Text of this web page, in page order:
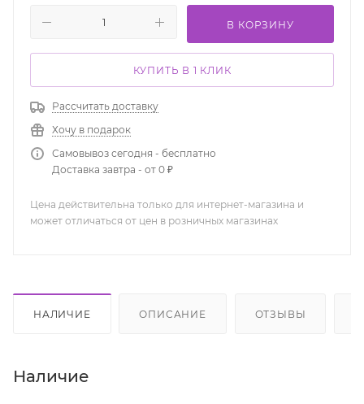
В КОРЗИНУ
КУПИТЬ В 1 КЛИК
Рассчитать доставку
Хочу в подарок
Самовывоз сегодня - бесплатно
Доставка завтра - от 0 ₽
Цена действительна только для интернет-магазина и
может отличаться от цен в розничных магазинах
НАЛИЧИЕ ОПИСАНИЕ ОТЗЫВЫ
Наличие